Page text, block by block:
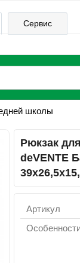
Сервис
школы
Рюкзак
deVENTE
Артикул